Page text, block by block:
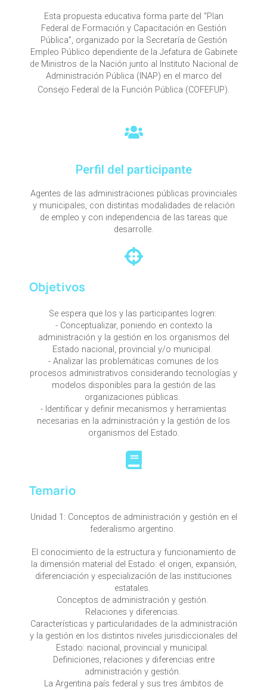
Esta propuesta educativa forma parte del “Plan
Federal de Formación y Capacitación en Gestión
Pública”, organizado por la Secretaría de Gestión
Empleo Público dependiente de la Jefatura de Gabinete
de Ministros de la Nación junto al Instituto Nacional de
Administración Pública (INAP) en el marco del
Consejo Federal de la Función Pública (COFEFUP).
Perfil del participante
Agentes de las administraciones públicas provinciales
y municipales, con distintas modalidades de relación
de empleo y con independencia de las tareas que
desarrolle.
Objetivos
Se espera que los y las participantes logren:
- Conceptualizar, poniendo en contexto la
administración y la gestión en los organismos del
Estado nacional, provincial y/o municipal.
- Analizar las problemáticas comunes de los
procesos administrativos considerando tecnologías y
modelos disponibles para la gestión de las
organizaciones públicas.
- Identificar y definir mecanismos y herramientas
necesarias en la administración y la gestión de los
organismos del Estado.
Temario
Unidad 1: Conceptos de administración y gestión en el
federalismo argentino.
El conocimiento de la estructura y funcionamiento de
la dimensión material del Estado: el origen, expansión,
diferenciación y especialización de las instituciones
estatales.
Conceptos de administración y gestión.
Relaciones y diferencias.
Características y particularidades de la administración
y la gestión en los distintos niveles jurisdiccionales del
Estado: nacional, provincial y municipal.
Definiciones, relaciones y diferencias entre
administración y gestión.
La Argentina país federal y sus tres ámbitos de